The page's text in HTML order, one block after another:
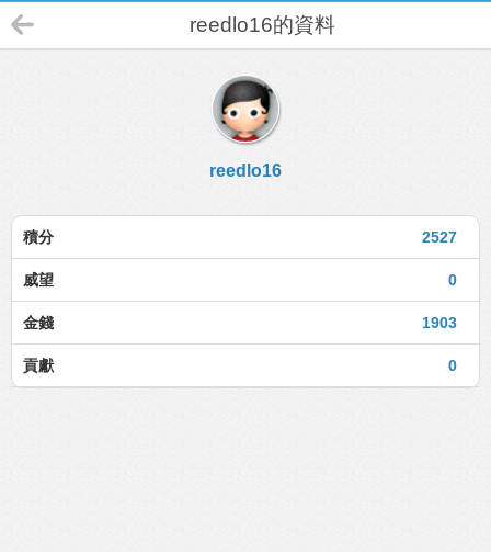
reedlo16的資料
reedlo16
2527
積分
0
威望
1903
金錢
0
貢獻